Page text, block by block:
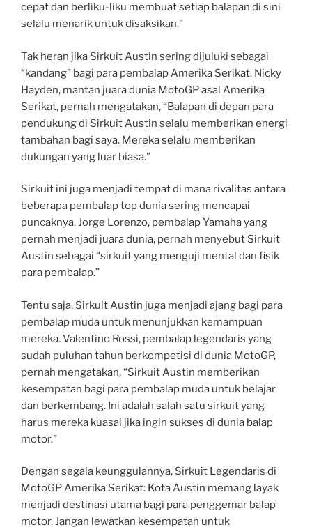
cepat dan berliku-liku membuat setiap balapan di sini
selalu menarik untuk disaksikan.”
Tak heran jika Sirkuit Austin sering dijuluki sebagai
“kandang” bagi para pembalap Amerika Serikat. Nicky
Hayden, mantan juara dunia MotoGP asal Amerika
Serikat, pernah mengatakan, “Balapan di depan para
pendukung di Sirkuit Austin selalu memberikan energi
tambahan bagi saya. Mereka selalu memberikan
dukungan yang luar biasa.”
Sirkuit ini juga menjadi tempat di mana rivalitas antara
beberapa pembalap top dunia sering mencapai
puncaknya. Jorge Lorenzo, pembalap Yamaha yang
pernah menjadi juara dunia, pernah menyebut Sirkuit
Austin sebagai “sirkuit yang menguji mental dan fisik
para pembalap.”
Tentu saja, Sirkuit Austin juga menjadi ajang bagi para
pembalap muda untuk menunjukkan kemampuan
mereka. Valentino Rossi, pembalap legendaris yang
sudah puluhan tahun berkompetisi di dunia MotoGP,
pernah mengatakan, “Sirkuit Austin memberikan
kesempatan bagi para pembalap muda untuk belajar
dan berkembang. Ini adalah salah satu sirkuit yang
harus mereka kuasai jika ingin sukses di dunia balap
motor.”
Dengan segala keunggulannya, Sirkuit Legendaris di
MotoGP Amerika Serikat: Kota Austin memang layak
menjadi destinasi utama bagi para penggemar balap
motor. Jangan lewatkan kesempatan untuk